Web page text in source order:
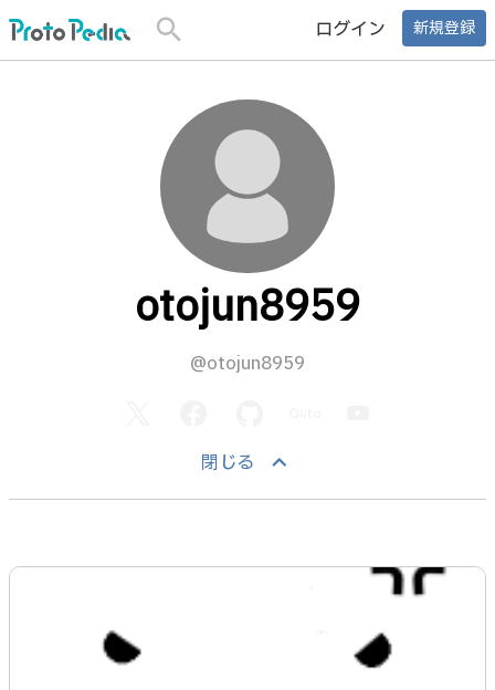
search ログイン 新規登録
otojun8959
@otojun8959
閉じる keyboard_arrow_up